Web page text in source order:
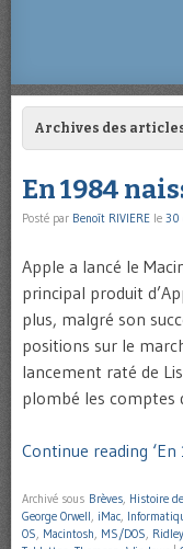
Archives des
En 1984
Posté par Benoît RIVIERE le 30
Apple a lancé le
principal produit
plus, malgré son
positions sur le
lancement raté de
plombé les comptes
Continue reading
Archivé sous Brèves, Histoire
George Orwell, iMac,
OS, Macintosh, MS/DOS,